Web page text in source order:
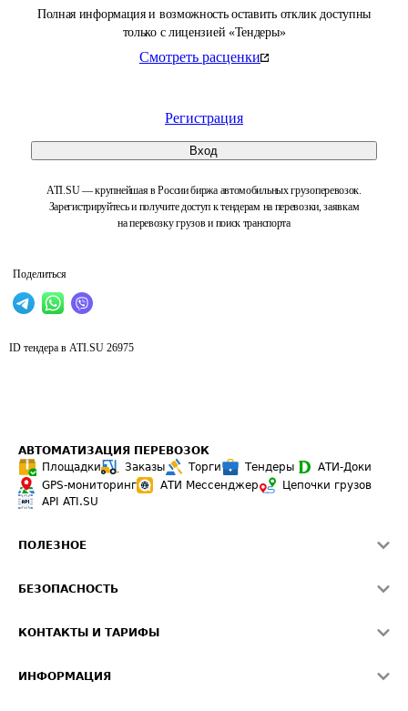
Полная информация и возможность оставить отклик доступны
только с лицензией «Тендеры»
Смотреть расценки
Регистрация
Вход
ATI.SU — крупнейшая в России биржа автомобильных грузоперевозок.
Зарегистрируйтесь и получите доступ к тендерам на перевозки, заявкам
на перевозку грузов и поиск транспорта
Поделиться
ID тендера в ATI.SU 26975
АВТОМАТИЗАЦИЯ ПЕРЕВОЗОК
Площадки
Заказы Торги Тендеры
АТИ-Доки
GPS-мониторинг
АТИ Мессенджер
Цепочки грузов
API ATI.SU
ПОЛЕЗНОЕ
Звезды ATI.SU на вашем сайте
Средние ставки
БЕЗОПАСНОСТЬ
Светофор+
КОНТАКТЫ И ТАРИФЫ
ИНФОРМАЦИЯ